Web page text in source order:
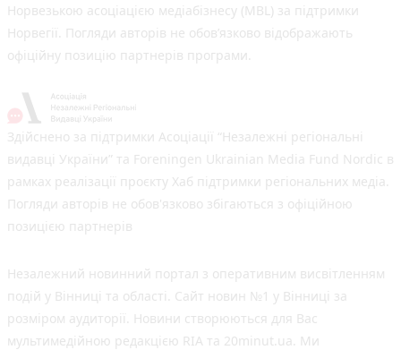
Норвезькою асоціацією медіабізнесу (MBL) за підтримки
Норвегії. Погляди авторів не обов’язково відображають
офіційну позицію партнерів програми.
Здійснено за підтримки Асоціації “Незалежні регіональні
видавці України” та Foreningen Ukrainian Media Fund Nordic в
рамках реалізації проєкту Хаб підтримки регіональних медіа.
Погляди авторів не обов'язково збігаються з офіційною
позицією партнерів
Незалежний новинний портал з оперативним висвітленням
подій у Вінниці та області. Сайт новин №1 у Вінниці за
розміром аудиторії. Новини створюються для Вас
мультимедійною редакцією RIA та 20minut.ua. Ми